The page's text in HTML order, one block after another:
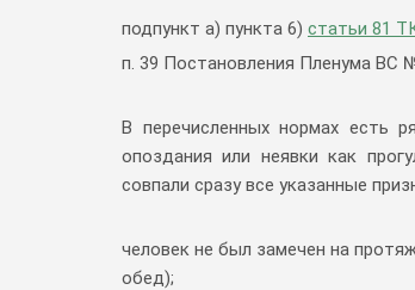
подпункт а) пункта 6) статьи 81
п. 39 Постановления Пленума ВС
В перечисленных нормах есть
опоздания или неявки как
совпали сразу все указанные
человек не был замечен на
обед);